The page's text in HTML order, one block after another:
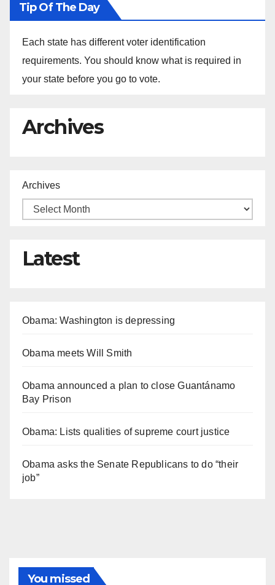
Tip Of The Day
Each state has different voter identification
requirements. You should know what is required in
your state before you go to vote.
Archives
Archives
Latest
Obama: Washington is depressing
Obama meets Will Smith
Obama announced a plan to close Guantánamo
Bay Prison
Obama: Lists qualities of supreme court justice
Obama asks the Senate Republicans to do “their
job”
You missed